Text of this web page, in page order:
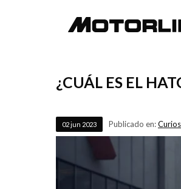
¿CUÁL ES EL
02jun 2023 Publicado en: